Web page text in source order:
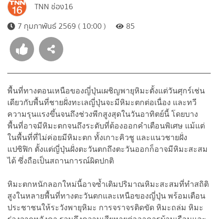
TNN ช่อง16
7 กุมภาพันธ์ 2569 ( 10:00 )
85
พื้นที่ทางตอนเหนือของญี่ปุ่นเผชิญพายุหิมะตั้งแต่วันศุกร์เช่น
เดียวกับพื้นที่ชายฝั่งทะเลญี่ปุ่นจะมีหิมะตกต่อเนื่อง และทวี
ความรุนแรงขึ้นจนถึงช่วงพีกสูงสุดในวันอาทิตย์นี้ โดยบาง
พื้นที่อาจมีหิมะตกจนถึงระดับที่ต้องออกคำเตือนพิเศษ แม้แต่
ในพื้นที่ที่ไม่ค่อยมีหิมะตก ทั้งเกาะคิวชู และแนวชายฝั่ง
แปซิฟิก ตั้งแต่ญี่ปุ่นฝั่งตะวันตกถึงตะวันออกก็อาจมีหิมะสะสม
ได้ ซึ่งถือเป็นสถานการณ์ผิดปกติ
หิมะตกหนักลอกใหม่นี้อาจซ้ำเติมปริมาณหิมะสะสมที่ทำสถิติ
สูงในหลายพื้นที่ทางตะวันตกและเหนือของญี่ปุ่น พร้อมเตือน
ประชาชนให้ระวังพายุหิมะ การจราจรติดขัด หิมะถล่ม หิมะ